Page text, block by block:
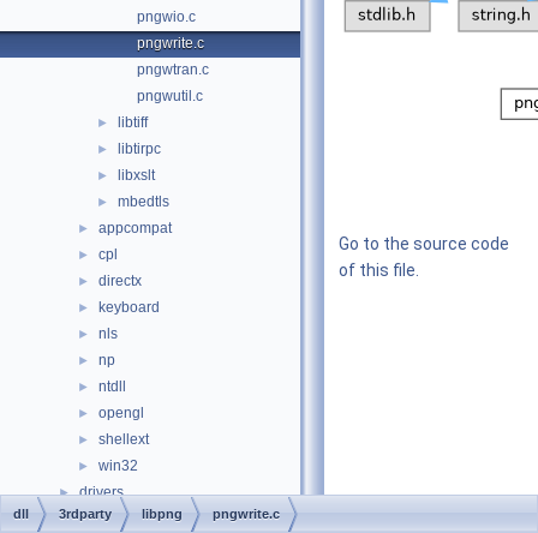
pngwio.c
pngwrite.c
pngwtran.c
pngwutil.c
► libtiff
► libtirpc
► libxslt
► mbedtls
► appcompat
► cpl
► directx
► keyboard
► nls
► np
► ntdll
► opengl
► shellext
► win32
► drivers
► hal
Go to the source code
of this file.
dll 3rdparty libpng pngwrite.c